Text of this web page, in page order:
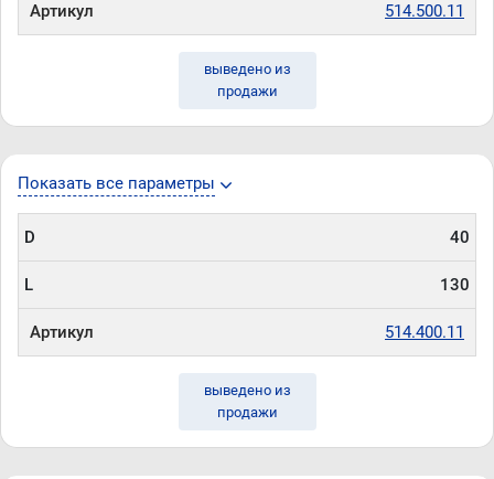
Артикул 514.500.11
выведено из
продажи
Показать все параметры
D 40
L 130
Артикул 514.400.11
выведено из
продажи